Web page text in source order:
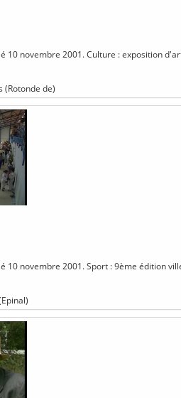
10 novembre 2001. Culture : exposition
(Rotonde de)
10 novembre 2001. Sport : 9ème édition